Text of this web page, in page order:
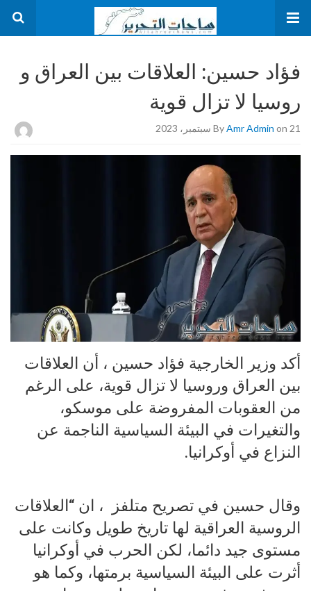
فؤاد حسين: العلاقات بين العراق و
روسيا لا تزال قوية
ByAmr Admin on 21 سبتمبر، 2023
أكد وزير الخارجية فؤاد حسين ، أن العلاقات
بين العراق وروسيا لا تزال قوية، على الرغم
من العقوبات المفروضة على موسكو،
والتغيرات في البيئة السياسية الناجمة عن
النزاع في أوكرانيا.
وقال حسين في تصريح متلفز ، ان “العلاقات
الروسية العراقية لها تاريخ طويل وكانت على
مستوى جيد دائما، لكن الحرب في أوكرانيا
أثرت على البيئة السياسية برمتها، وكما هو